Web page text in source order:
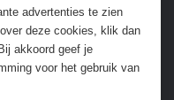
advertenties te zien
deze cookies, klik dan
akkoord geef je
voor het gebruik van